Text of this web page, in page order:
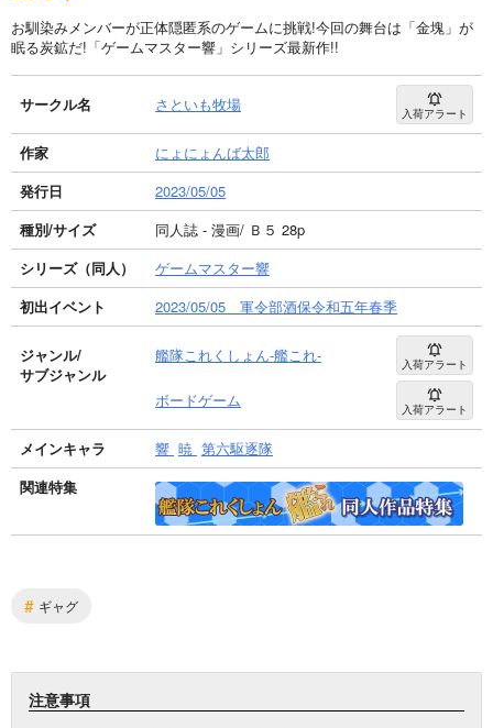
お馴染みメンバーが正体隠匿系のゲームに挑戦!今回の舞台は「金塊」が
眠る炭鉱だ!「ゲームマスター響」シリーズ最新作!!
サークル名 さといも牧場 入荷アラート
作家
にょにょんば太郎
発行日
2023/05/05
種別/サイズ
同人誌 - 漫画/ Ｂ５ 28p
シリーズ（同人）
ゲームマスター響
初出イベント
2023/05/05 軍令部酒保令和五年春季
ジャンル/
サブジャンル
艦隊これくしょん-艦これ- 入荷アラート
ボードゲーム 入荷アラート
メインキャラ 響 暁 第六駆逐隊
関連特集
# ギャグ
注意事項